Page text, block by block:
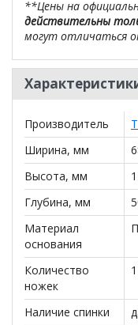
**Цены на
действительны
могут отличаться
Производитель
Ширина, мм
Высота, мм
Глубина, мм
Материал
основания
Количество
ножек
1
Наличие спинки